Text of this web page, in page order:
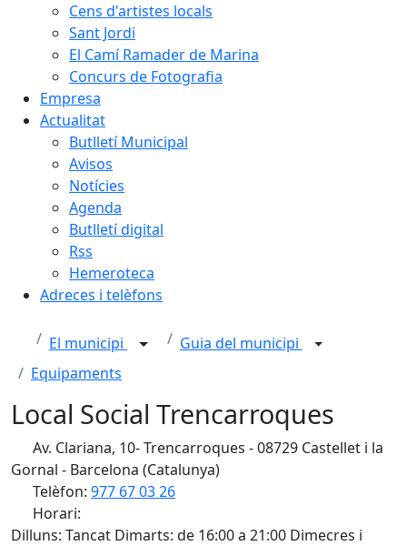
Cens d'artistes locals
Sant Jordi
El Camí Ramader de Marina
Concurs de Fotografia
Empresa
Actualitat
Butlletí Municipal
Avisos
Notícies
Agenda
Butlletí digital
Rss
Hemeroteca
Adreces i telèfons
El municipi
Guia del municipi
Equipaments
Local Social Trencarroques
Av. Clariana, 10- Trencarroques - 08729 Castellet i la
Gornal - Barcelona (Catalunya)
Telèfon: 977 67 03 26
Horari:
Dilluns: Tancat Dimarts: de 16:00 a 21:00 Dimecres i